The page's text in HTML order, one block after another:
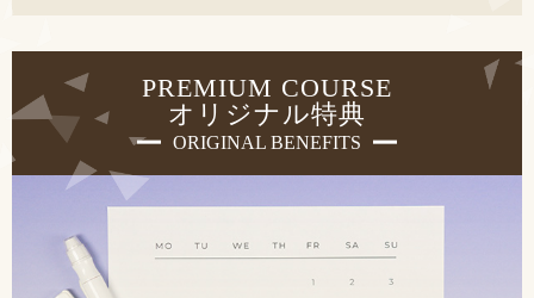
PREMIUM COURSE
オリジナル特典
ORIGINAL BENEFITS